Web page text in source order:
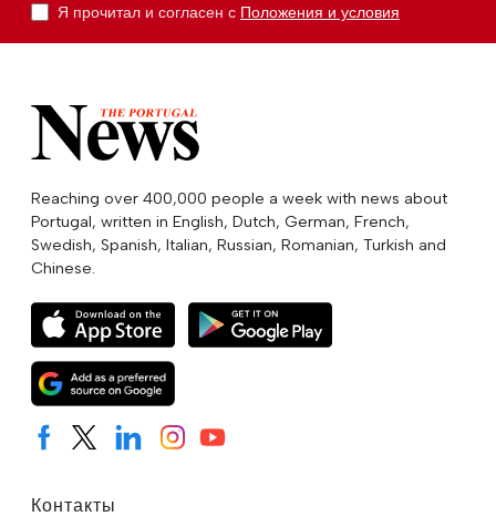
Я прочитал и согласен с Положения и условия
Reaching over 400,000 people a week with news about
Portugal, written in English, Dutch, German, French,
Swedish, Spanish, Italian, Russian, Romanian, Turkish and
Chinese.
Контакты